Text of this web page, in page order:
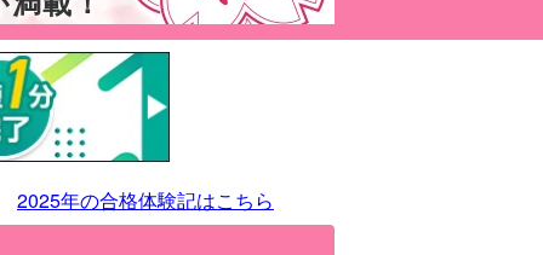
2025年の合格体験記はこちら